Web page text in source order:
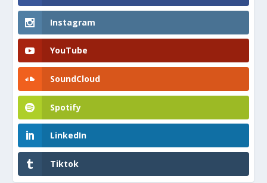
Instagram
YouTube
SoundCloud
Spotify
LinkedIn
Tiktok